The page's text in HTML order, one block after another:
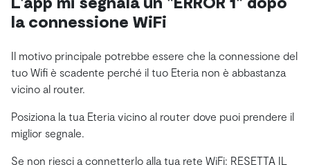
la connessione WiFi
Il motivo principale potrebbe essere che la connessione del
tuo Wifi è scadente perché il tuo Eteria non è abbastanza
vicino al router.
Posiziona la tua Eteria vicino al router dove puoi prendere il
miglior segnale.
Se non riesci a connetterlo alla tua rete WiFi: RESETTA IL